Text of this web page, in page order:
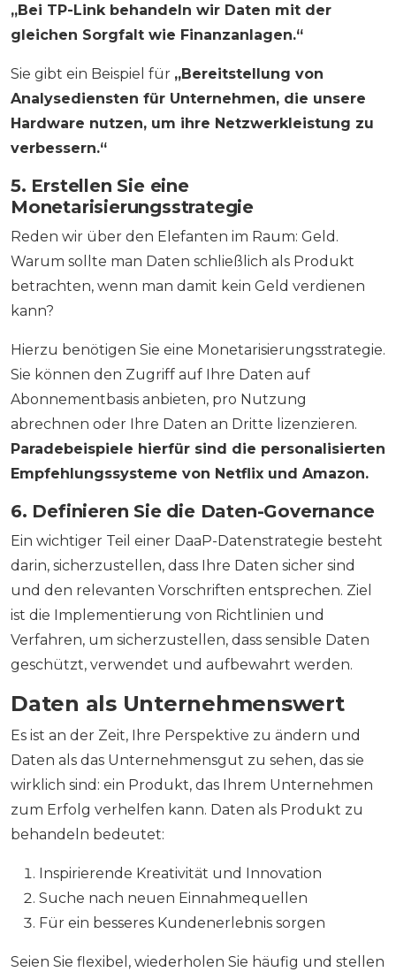
„Bei TP-Link behandeln wir Daten mit der
gleichen Sorgfalt wie Finanzanlagen.“
Sie gibt ein Beispiel für „Bereitstellung von
Analysediensten für Unternehmen, die unsere
Hardware nutzen, um ihre Netzwerkleistung zu
verbessern.“
5. Erstellen Sie eine
Monetarisierungsstrategie
Reden wir über den Elefanten im Raum: Geld.
Warum sollte man Daten schließlich als Produkt
betrachten, wenn man damit kein Geld verdienen
kann?
Hierzu benötigen Sie eine Monetarisierungsstrategie.
Sie können den Zugriff auf Ihre Daten auf
Abonnementbasis anbieten, pro Nutzung
abrechnen oder Ihre Daten an Dritte lizenzieren.
Paradebeispiele hierfür sind die personalisierten
Empfehlungssysteme von Netflix und Amazon.
6. Definieren Sie die Daten-Governance
Ein wichtiger Teil einer DaaP-Datenstrategie besteht
darin, sicherzustellen, dass Ihre Daten sicher sind
und den relevanten Vorschriften entsprechen. Ziel
ist die Implementierung von Richtlinien und
Verfahren, um sicherzustellen, dass sensible Daten
geschützt, verwendet und aufbewahrt werden.
Daten als Unternehmenswert
Es ist an der Zeit, Ihre Perspektive zu ändern und
Daten als das Unternehmensgut zu sehen, das sie
wirklich sind: ein Produkt, das Ihrem Unternehmen
zum Erfolg verhelfen kann. Daten als Produkt zu
behandeln bedeutet:
Inspirierende Kreativität und Innovation
Suche nach neuen Einnahmequellen
Für ein besseres Kundenerlebnis sorgen
Seien Sie flexibel, wiederholen Sie häufig und stellen